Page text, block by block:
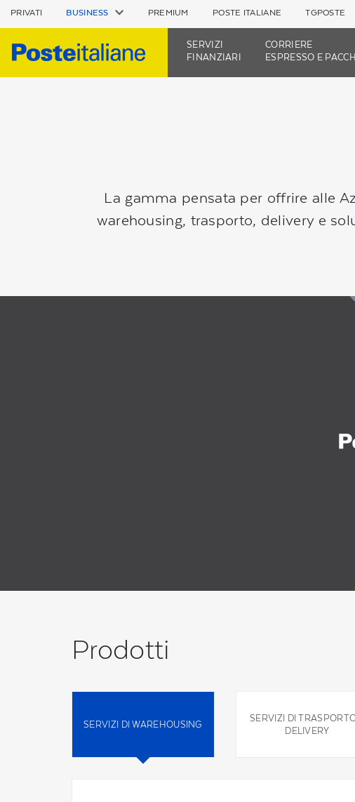
PRIVATI BUSINESS PREMIUM POSTE ITALIANE TGPOSTE
SERVIZI
FINANZIARI
CORRIERE
ESPRESSO E PACCHI
La gamma pensata per offrire alle
warehousing, trasporto, delivery e
Prodotti
SERVIZI DI WAREHOUSING
SERVIZI DI
DELIVERY